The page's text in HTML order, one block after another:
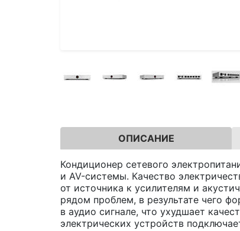
ОПИСАНИЕ
Кондиционер сетевого
и AV-системы. Качество
от источника к усилителям и
рядом проблем, в результате чего
в аудио сигнале, что ухудшает
электрических устройств